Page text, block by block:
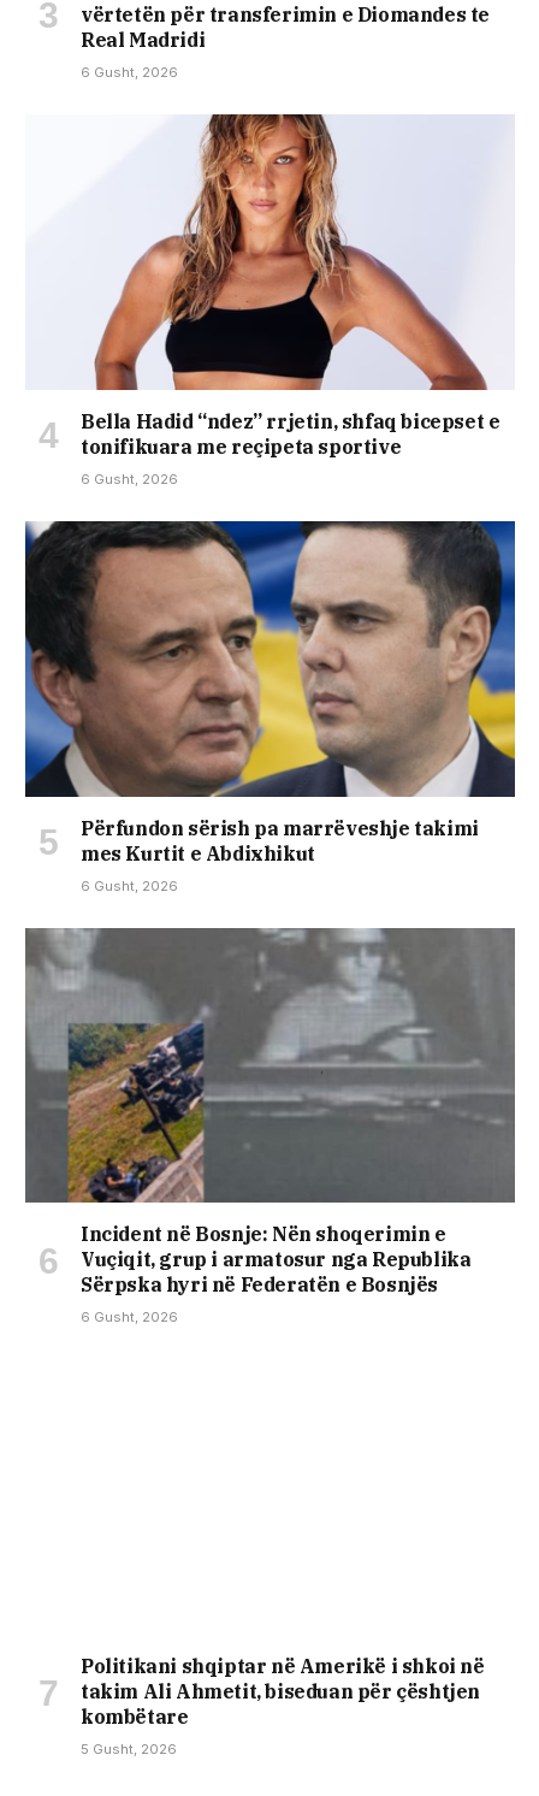
vërtetën për transferimin e Diomandes te
Real Madridi
6 Gusht, 2026
Bella Hadid “ndez” rrjetin, shfaq bicepset e
tonifikuara me reçipeta sportive
6 Gusht, 2026
Përfundon sërish pa marrëveshje takimi
mes Kurtit e Abdixhikut
6 Gusht, 2026
Incident në Bosnje: Nën shoqerimin e
Vuçiqit, grup i armatosur nga Republika
Sërpska hyri në Federatën e Bosnjës
6 Gusht, 2026
Politikani shqiptar në Amerikë i shkoi në
takim Ali Ahmetit, biseduan për çështjen
kombëtare
5 Gusht, 2026